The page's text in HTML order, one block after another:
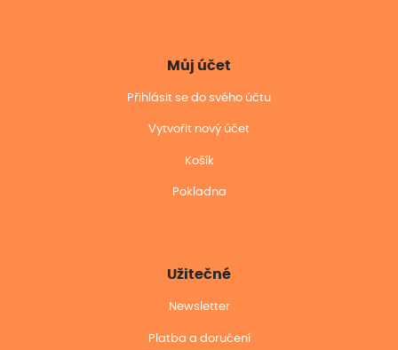
Můj účet
Přihlásit se do svého účtu
Vytvořit nový účet
Košík
Pokladna
Užitečné
Newsletter
Platba a doručení